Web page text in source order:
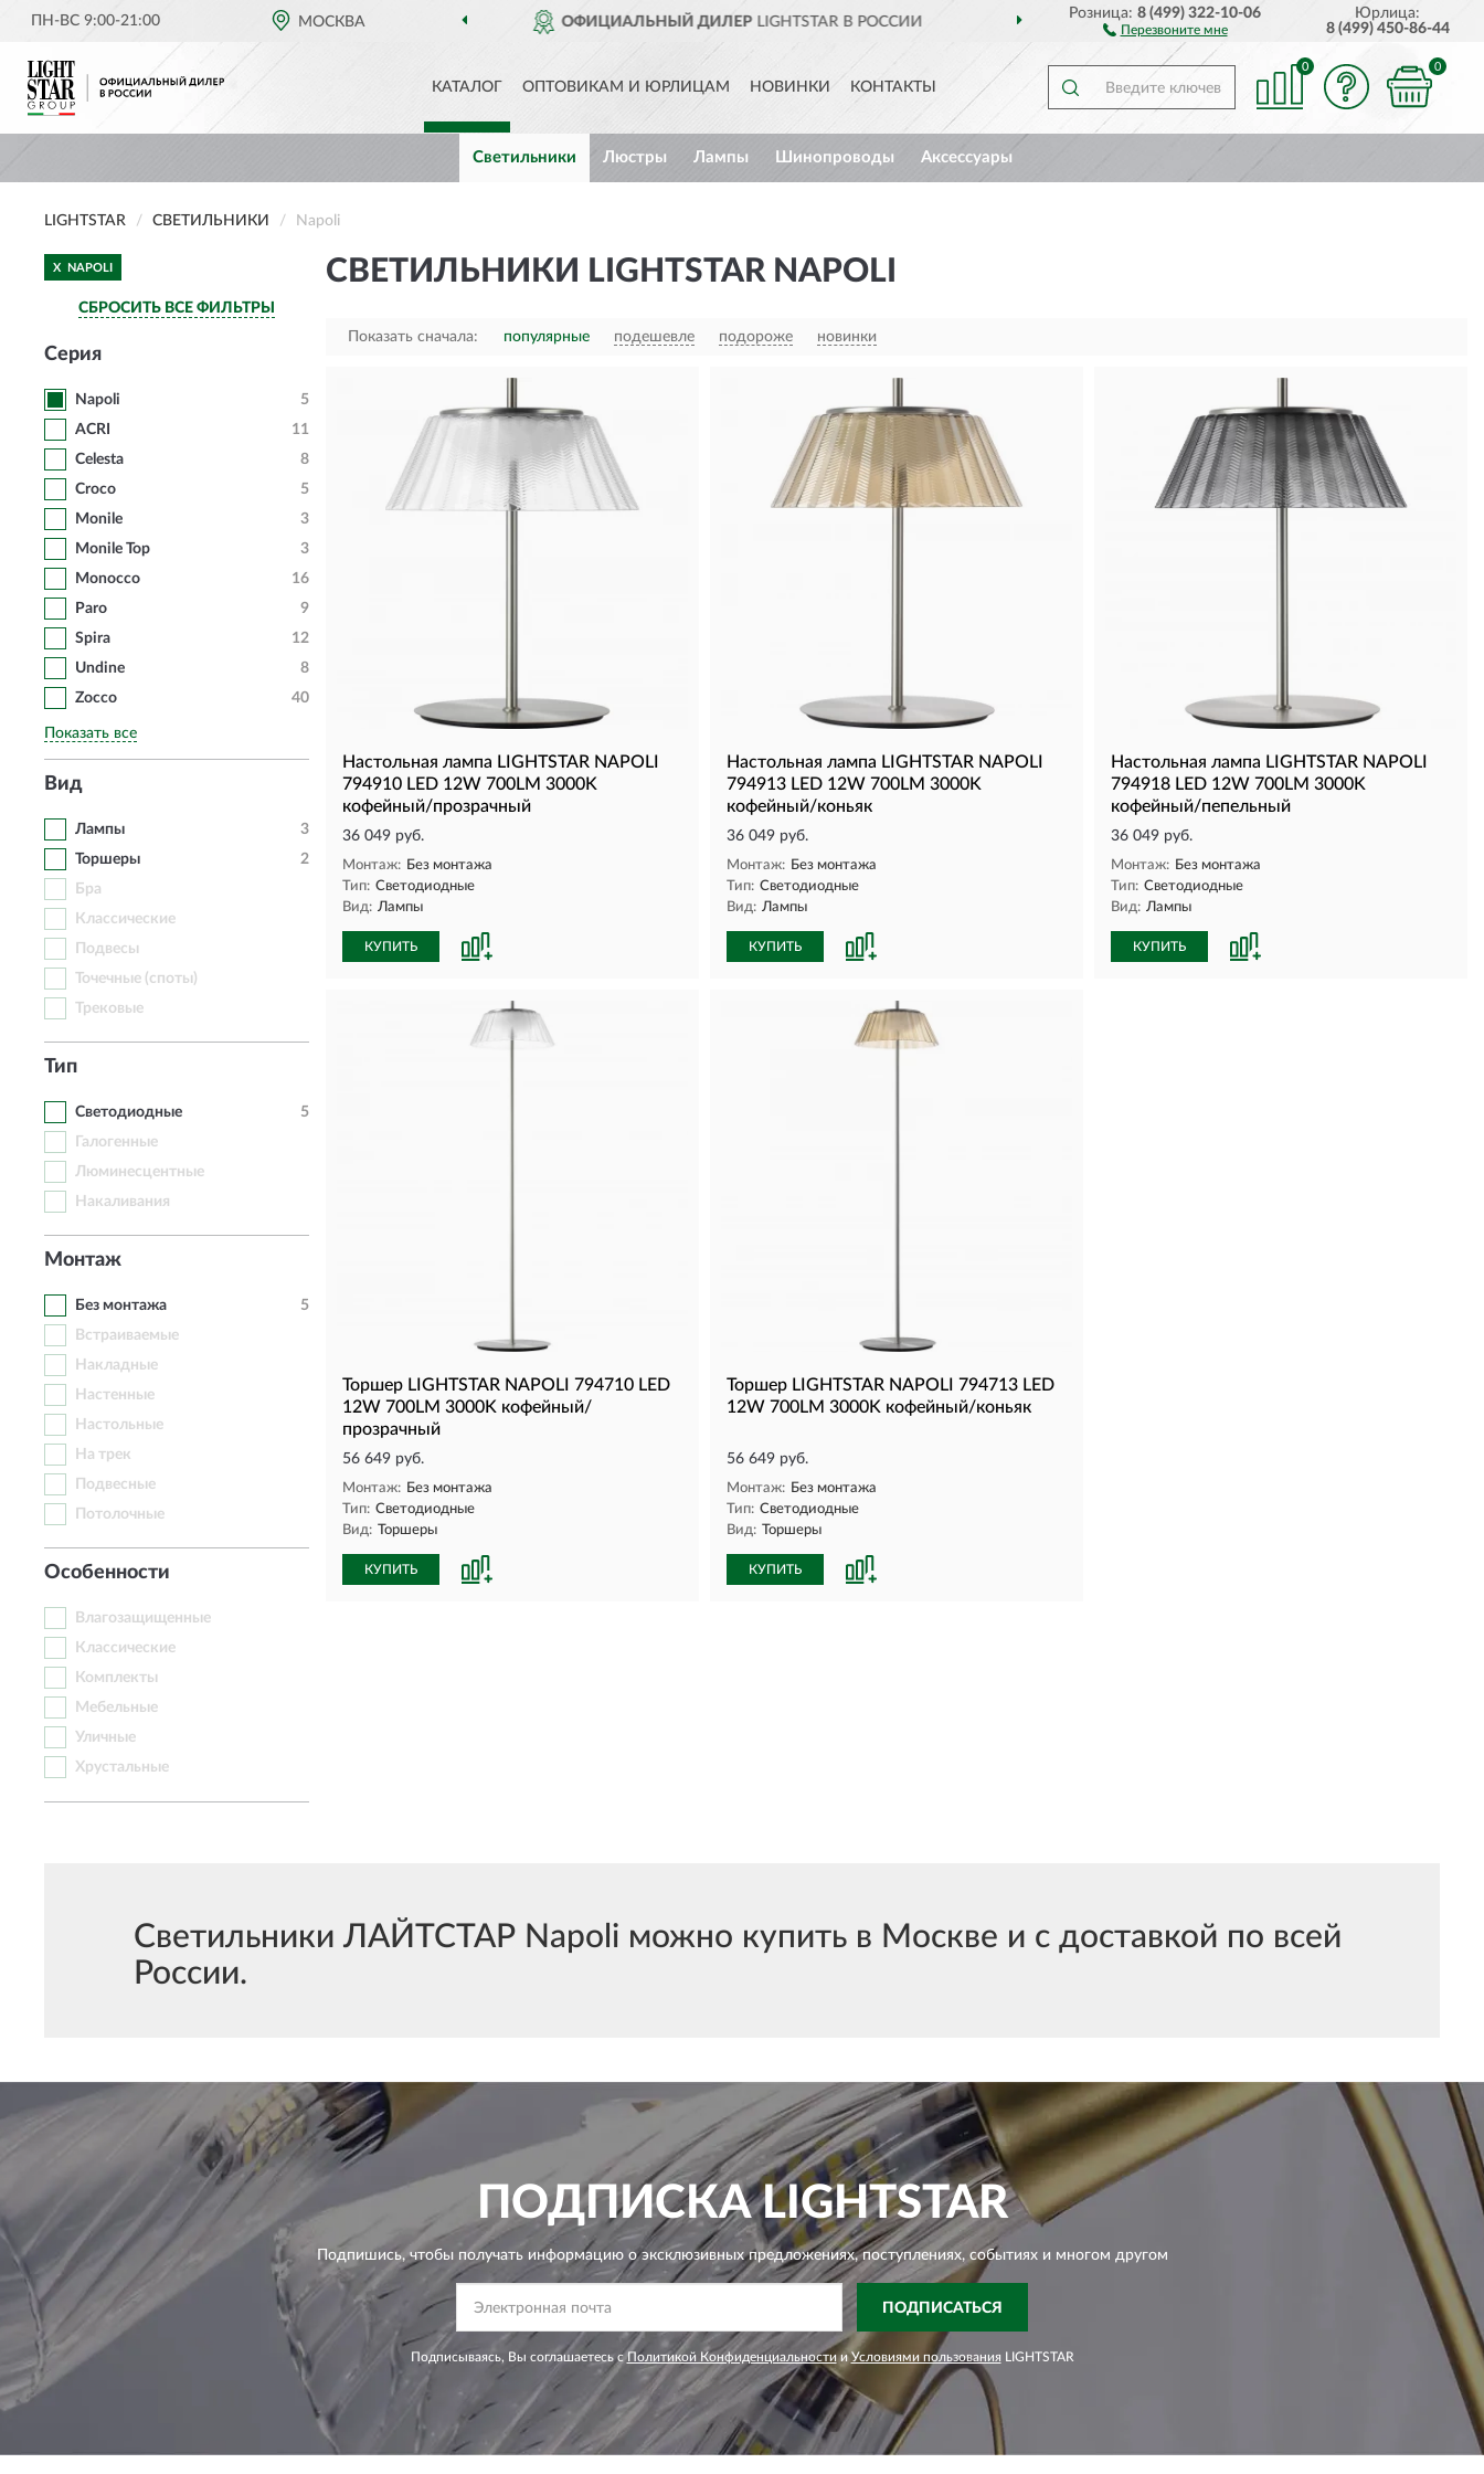
ПН-ВС 9:00-21:00 МОСКВА
ОФИЦИАЛЬНЫЙ ДИЛЕР LIGHTSTAR В РОССИИ ДОСТАВИМ ПО ВСЕЙ РОССИИ
Розница:8 (499) 322-10-06
Перезвоните мне
Юрлица:
8 (499) 450-86-44
КАТАЛОГ ОПТОВИКАМ И ЮРЛИЦАМ НОВИНКИ КОНТАКТЫ
0 0
Светильники Люстры Лампы Шинопроводы Аксессуары
LIGHTSTAR СВЕТИЛЬНИКИ Napoli
X NAPOLI
СБРОСИТЬ ВСЕ ФИЛЬТРЫ
Серия
Napoli
5
ACRI
11
Celesta
8
Croco
5
Monile
3
Monile Top
3
Monocco
16
Paro
9
Spira
12
Undine
8
Zocco
40
Показать все
Вид
Лампы
3
Торшеры
2
Бра
Классические
Подвесы
Точечные (споты)
Трековые
Тип
Светодиодные
5
Галогенные
Люминесцентные
Накаливания
Монтаж
Без монтажа
5
Встраиваемые
Накладные
Настенные
Настольные
На трек
Подвесные
Потолочные
Особенности
Влагозащищенные
Классические
Комплекты
Мебельные
Уличные
Хрустальные
СВЕТИЛЬНИКИ LIGHTSTAR NAPOLI
Показать сначала: популярные подешевле подороже новинки
Настольная лампа LIGHTSTAR NAPOLI
794910 LED 12W 700LM 3000K
кофейный/прозрачный
36 049 руб.
Монтаж: Без монтажа
Тип: Светодиодные
Вид: Лампы
КУПИТЬ
Настольная лампа LIGHTSTAR NAPOLI
794913 LED 12W 700LM 3000K
кофейный/коньяк
36 049 руб.
Монтаж: Без монтажа
Тип: Светодиодные
Вид: Лампы
КУПИТЬ
Настольная лампа LIGHTSTAR NAPOLI
794918 LED 12W 700LM 3000K
кофейный/пепельный
36 049 руб.
Монтаж: Без монтажа
Тип: Светодиодные
Вид: Лампы
КУПИТЬ
Торшер LIGHTSTAR NAPOLI 794710 LED
12W 700LM 3000K кофейный/
прозрачный
56 649 руб.
Монтаж: Без монтажа
Тип: Светодиодные
Вид: Торшеры
КУПИТЬ
Торшер LIGHTSTAR NAPOLI 794713 LED
12W 700LM 3000K кофейный/коньяк
56 649 руб.
Монтаж: Без монтажа
Тип: Светодиодные
Вид: Торшеры
КУПИТЬ
Светильники ЛАЙТСТАР Napoli можно купить в Москве и с доставкой по всей
России.
ПОДПИСКАLIGHTSTAR
Подпишись, чтобы получать информацию о эксклюзивных предложениях,поступлениях, событиях и многом другом
ПОДПИСАТЬСЯ
Подписываясь, Вы соглашаетесь сПолитикой Конфиденциальности иУсловиями пользования LIGHTSTAR